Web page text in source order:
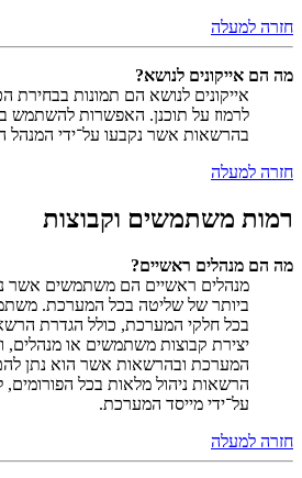
חזרה למעלה
מה הם אייקונים לנושא?
אייקונים לנושא הם תמונות בבחירת
לרמוז על תוכנן. האפשרות להשתמש
בהרשאות אשר נקבעו על־ידי
חזרה למעלה
רמות משתמשים וקבוצות
מה הם מנהלים ראשיים?
מנהלים ראשיים הם משתמשים אשר
ביותר של שליטה בכל המערכת.
בכל חלקי המערכת, כולל הגדרת
יצירת קבוצות משתמשים או מנהלים,
המערכת ובהרשאות אשר הוא נתן
הרשאות ניהול מלאות בכל
על־ידי מייסד המערכת.
חזרה למעלה